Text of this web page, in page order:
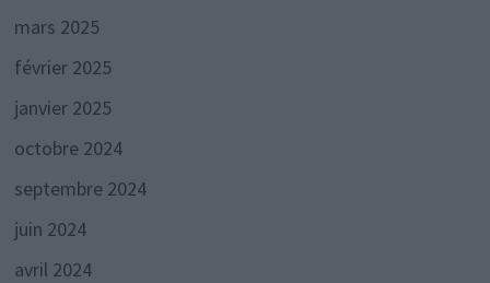
mars 2025
février 2025
janvier 2025
octobre 2024
septembre 2024
juin 2024
avril 2024